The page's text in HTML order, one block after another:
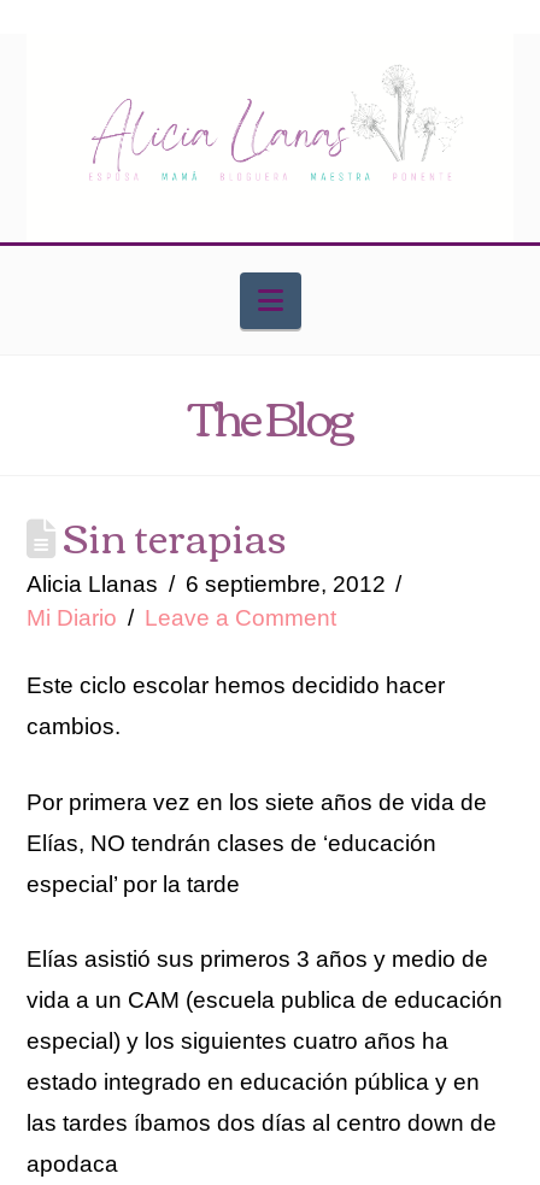
Navigation
The Blog
Sin terapias
Alicia Llanas
6 septiembre, 2012
Mi Diario
Leave a Comment
Este ciclo escolar hemos decidido hacer
cambios.
Por primera vez en los siete años de vida de
Elías, NO tendrán clases de ‘educación
especial’ por la tarde
Elías asistió sus primeros 3 años y medio de
vida a un CAM (escuela publica de educación
especial) y los siguientes cuatro años ha
estado integrado en educación pública y en
las tardes íbamos dos días al centro down de
apodaca